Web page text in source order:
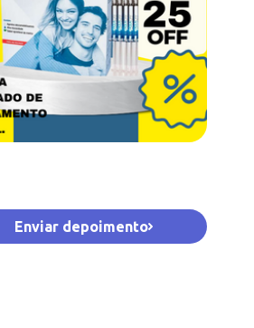
Enviar depoimento